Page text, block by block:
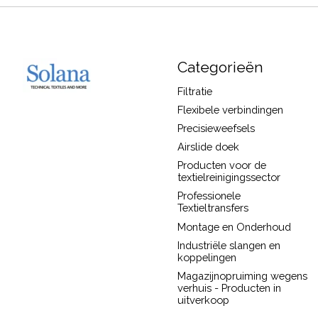
Categorieën
Filtratie
Flexibele verbindingen
Precisieweefsels
Airslide doek
Producten voor de
textielreinigingssector
Professionele
Textieltransfers
Montage en Onderhoud
Industriële slangen en
koppelingen
Magazijnopruiming wegens
verhuis - Producten in
uitverkoop